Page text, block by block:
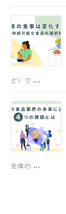
ど）で ...
全体の ...